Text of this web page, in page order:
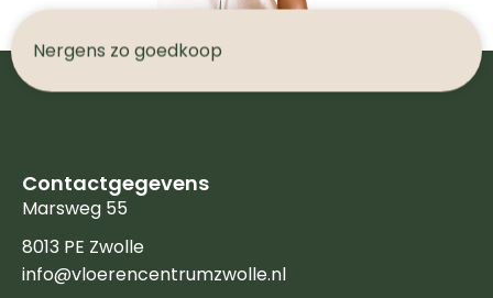
Nergens zo goedkoop
Contactgegevens
Marsweg 55
8013 PE Zwolle
info@vloerencentrumzwolle.nl